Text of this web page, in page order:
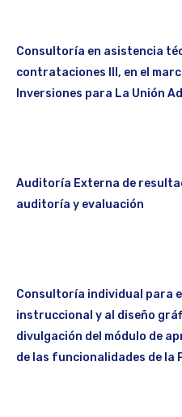
Consultoría en asistencia
contrataciones III, en el
Inversiones para La Unión
Auditoría Externa de
auditoría y evaluación
Consultoría individual para
instruccional y al diseño
divulgación del módulo de
de las funcionalidades de la